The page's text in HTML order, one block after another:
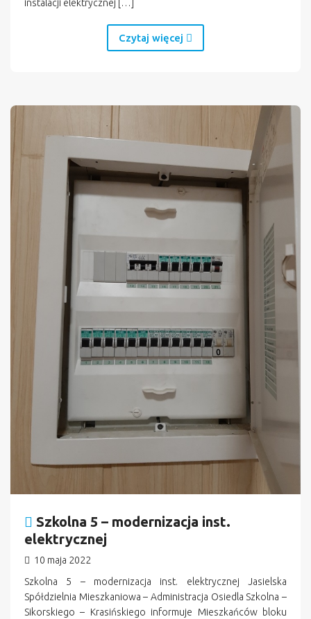
instalacji elektrycznej […]
Czytaj więcej
Szkolna 5 – modernizacja inst.
elektrycznej
10 maja 2022
Szkolna 5 – modernizacja inst. elektrycznej Jasielska
Spółdzielnia Mieszkaniowa – Administracja Osiedla Szkolna –
Sikorskiego – Krasińskiego informuje Mieszkańców bloku